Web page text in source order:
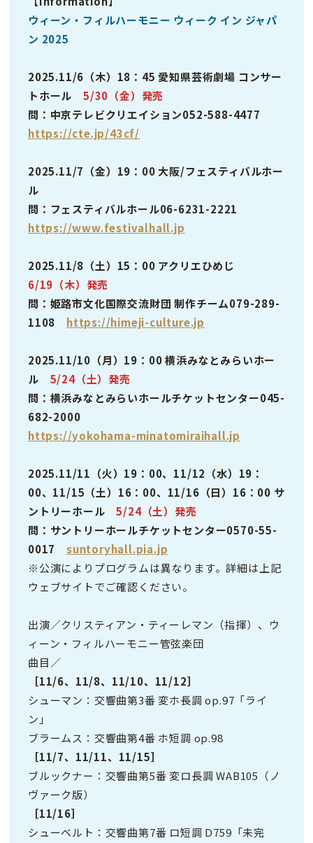
ウィーン・フィルハーモニー ウィーク イン ジャパ
ン 2025
2025.11/6（木）18：45 愛知県芸術劇場 コンサー
トホール
5/30（金）発売
問：中京テレビクリエイション052-588-4477
https://cte.jp/43cf/
2025.11/7（金）19：00 大阪/フェスティバルホー
ル
問：フェスティバルホール06-6231-2221
https://www.festivalhall.jp
2025.11/8（土）15：00 アクリエひめじ
6/19（木）発売
問：姫路市文化国際交流財団 制作チーム079-289-
1108 https://himeji-culture.jp
2025.11/10（月）19：00 横浜みなとみらいホー
ル 5/24（土）発売
問：横浜みなとみらいホールチケットセンター045-
682-2000
https://yokohama-minatomiraihall.jp
2025.11/11（火）19：00、11/12（水）19：
00、11/15（土）16：00、11/16（日）16：00 サ
ントリーホール
5/24（土）発売
問：サントリーホールチケットセンター0570-55-
0017 suntoryhall.pia.jp
※公演によりプログラムは異なります。詳細は上記
ウェブサイトでご確認ください。
出演／クリスティアン・ティーレマン（指揮）、ウ
ィーン・フィルハーモニー管弦楽団
曲目／
［11/6、11/8、11/10、11/12］
シューマン：交響曲第3番 変ホ長調 op.97「ライ
ン」
ブラームス：交響曲第4番 ホ短調 op.98
［11/7、11/11、11/15］
ブルックナー：交響曲第5番 変ロ長調 WAB105（ノ
ヴァーク版）
［11/16］
シューベルト：交響曲第7番 ロ短調 D759「未完